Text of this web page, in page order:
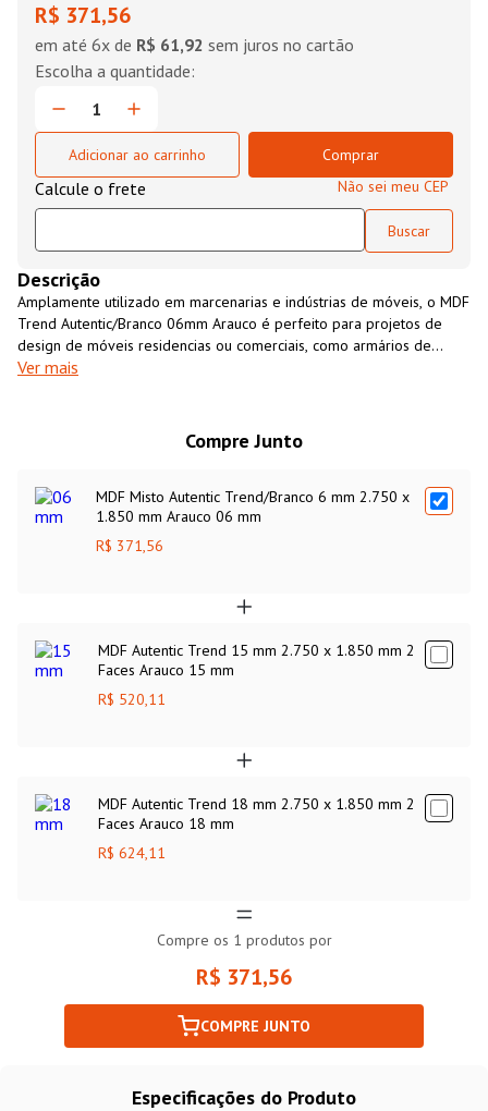
R$ 371,56
em até 6x de R$ 61,92 sem juros no cartão
Adicionar ao carrinho
Comprar
Não sei meu CEP
Descrição
Amplamente utilizado em marcenarias e indústrias de móveis, o MDF
Trend Autentic/Branco 06mm Arauco é perfeito para projetos de
design de móveis residencias ou comerciais, como armários de
cozinha, closets, revestimento de paredes, entre outros. É um
ecológicamente sustentável, fabricado 100% com madeira de
florestas cultivadas para essa finalidade.
Ver mais
Compre Junto
MDF Misto Autentic Trend/Branco 6 mm 2.750 x
1.850 mm Arauco 06 mm
R$ 371,56
MDF Autentic Trend 15 mm 2.750 x 1.850 mm 2
Faces Arauco 15 mm
R$ 520,11
MDF Autentic Trend 18 mm 2.750 x 1.850 mm 2
Faces Arauco 18 mm
R$ 624,11
Compre os 1 produtos por
R$ 371,56
COMPRE JUNTO
Especificações do Produto